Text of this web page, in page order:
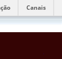
Canais